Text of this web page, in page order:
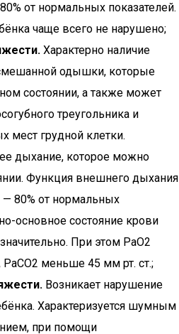
от нормальных показателей.
чаще всего не нарушено;
Характерно наличие
одышки, которые
состоянии, а также может
треугольника и
мест грудной клетки.
дыхание, которое можно
Функция внешнего дыхания
80% от нормальных
основное состояние крови
При этом РаО2
РаСО2 меньше 45 мм рт. ст.;
Возникает нарушение
Характеризуется шумным
при помощи